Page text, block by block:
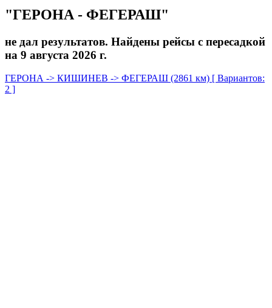
"ГЕРОНА - ФЕГЕРАШ"
не дал результатов. Найдены рейсы с пересадкой
на 9 августа 2026 г.
ГЕРОНА -> КИШИНЕВ -> ФЕГЕРАШ (2861 км) [ Вариантов:
2 ]